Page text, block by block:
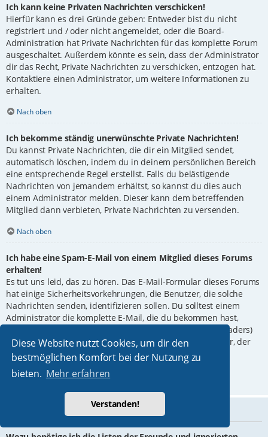
Diese Website nutzt Cookies, um dir den
bestmöglichen Komfort bei der Nutzung zu
bieten. Mehr erfahren
Verstanden!
Ich kann keine Privaten Nachrichten verschicken!
Hierfür kann es drei Gründe geben: Entweder bist du nicht
registriert und / oder nicht angemeldet, oder die Board-
Administration hat Private Nachrichten für das komplette Forum
ausgeschaltet. Außerdem könnte es sein, dass der Administrator
dir das Recht, Private Nachrichten zu verschicken, entzogen hat.
Kontaktiere einen Administrator, um weitere Informationen zu
erhalten.
Nach oben
Ich bekomme ständig unerwünschte Private Nachrichten!
Du kannst Private Nachrichten, die dir ein Mitglied sendet,
automatisch löschen, indem du in deinem persönlichen Bereich
eine entsprechende Regel erstellst. Falls du belästigende
Nachrichten von jemandem erhältst, so kannst du dies auch
einem Administrator melden. Dieser kann dem betreffenden
Mitglied dann verbieten, Private Nachrichten zu versenden.
Nach oben
Ich habe eine Spam-E-Mail von einem Mitglied dieses Forums
erhalten!
Es tut uns leid, das zu hören. Das E-Mail-Formular dieses Forums
hat einige Sicherheitsvorkehrungen, die Benutzer, die solche
Nachrichten senden, identifizieren sollen. Du solltest einem
Administrator die komplette E-Mail, die du bekommen hast,
weiterleiten. Dabei ist es ganz wichtig, die Kopfzeilen (Headers)
mitzuschicken. Diese enthalten Details über den Benutzer, der
die E-Mail verschickt hat. Der Administrator kann dann
entsprechend reagieren.
Freunde und ignorierte Mitglieder